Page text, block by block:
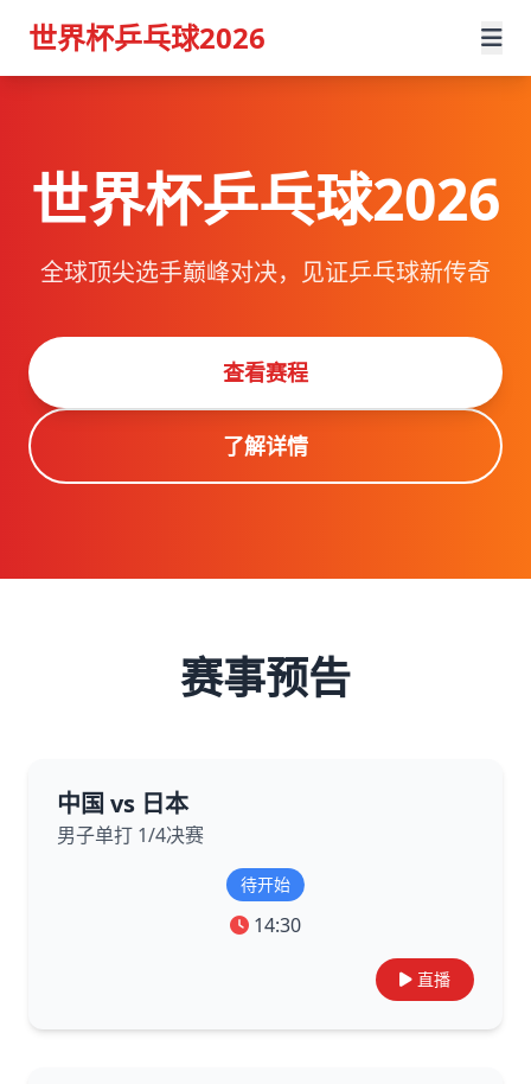
世界杯乒乓球2026
世界杯乒乓球2026
全球顶尖选手巅峰对决，见证乒乓球新传奇
查看赛程
了解详情
赛事预告
中国 vs 日本
男子单打 1/4决赛
待开始
14:30
直播